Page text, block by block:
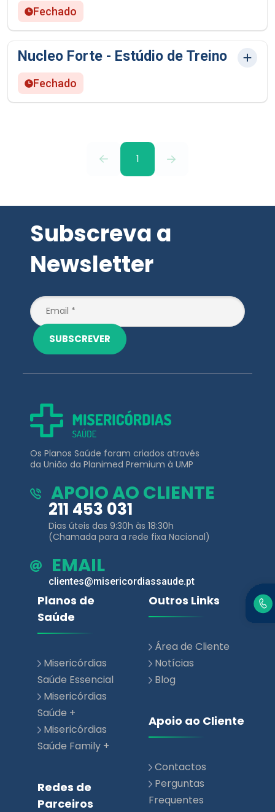
Fechado
Nucleo Forte - Estúdio de Treino
Fechado
1
Subscreva a
Newsletter
SUBSCREVER
Os Planos Saúde foram criados através
da União da Planimed Premium à UMP
APOIO AO CLIENTE
211 453 031
Dias úteis das 9:30h às 18:30h
(Chamada para a rede fixa Nacional)
EMAIL
clientes@misericordiassaude.pt
Planos de
Saúde
Misericórdias
Saúde Essencial
Misericórdias
Saúde +
Misericórdias
Saúde Family +
Redes de
Parceiros
Outros Links
Área de Cliente
Notícias
Blog
Apoio ao Cliente
Contactos
Perguntas
Frequentes